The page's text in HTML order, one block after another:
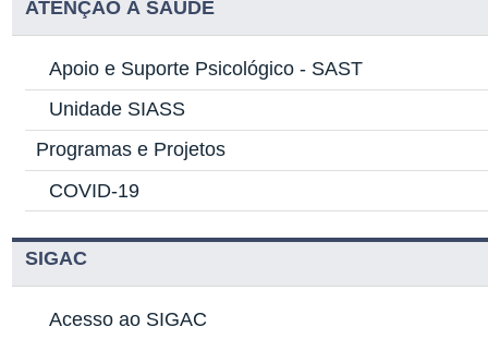
ATENÇÃO À SAÚDE
Apoio e Suporte Psicológico - SAST
Unidade SIASS
Programas e Projetos
COVID-19
SIGAC
Acesso ao SIGAC